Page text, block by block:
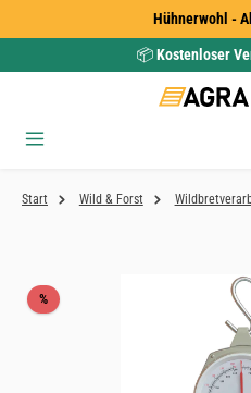
Zum Hauptinhalt springenHühnerwohl -
📦Kostenloser
Start Wild & Forst
Bildergalerie überspringen
%Rabatt